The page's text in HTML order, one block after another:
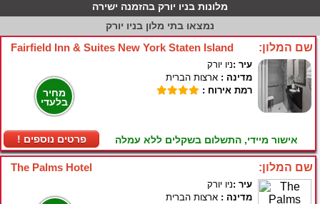
מלונות בניו יורק בהזמנה ישירה
נמצאו בתי מלון בניו יורק
Fairfield Inn & Suites New York Staten Island שם המלון:
מחיר
בלעדי
! פרטים נוספים
עיר :ניו יורק
מדינה : ארצות הברית
רמת אירוח :
אישור מיידי, התשלום בשקלים ללא עמלה
The Palms Hotel שם המלון:
עיר :ניו יורק
מדינה : ארצות הברית